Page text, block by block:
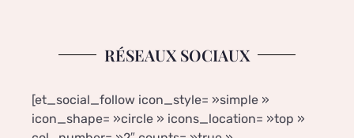
RÉSEAUX SOCIAUX
[et_social_follow icon_style= »simple »
icon_shape= »circle » icons_location= »top »